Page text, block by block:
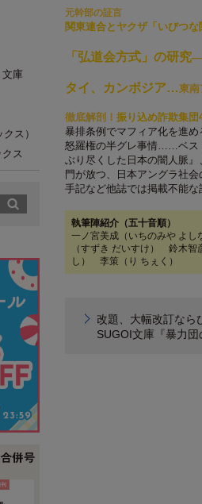
文庫
ス）
ス
元幹部の証言
関東連合とヤクザ「いびつな
「弘道会方式」の研究
タイ、カンボジア…東南
徹底解剖！ 振り込め詐欺集
暴排条例でマフィア化を進
怒羅権の半グレ事情……ベス
ぶり尽くした日本の闇人脈
門が放つ、日本アングラ社
手記など他誌では掲載不能な
執筆陣紹介（五十音順）
一ノ宮美成（いちのみや よ
（すずき だいすけ） 鈴木
し） 李策（り ちぇく）
改題、大幅改訂なら
SUGOI文庫『暴力団